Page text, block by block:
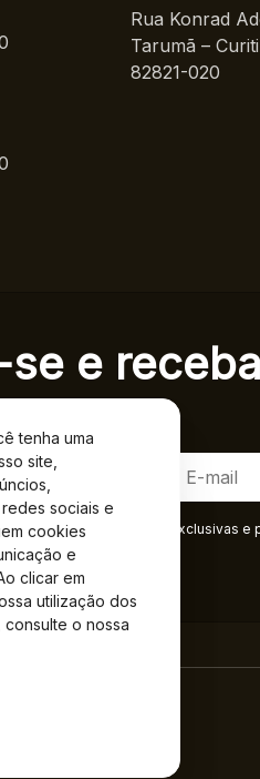
tenha uma
site,
sociais e
cookies
e
clicar em
utilização dos
consulte o nossa
Rua Konrad
Tarumã –
82821-020
e receba
receber informações exclusivas e